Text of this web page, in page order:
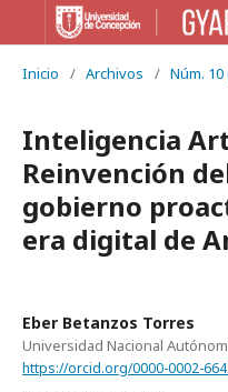
Inicio / Archivos / Núm. 10
Inteligencia
Reinvención
gobierno
era digital de
Eber Betanzos Torres
Universidad Nacional
https://orcid.org/0000-0002-